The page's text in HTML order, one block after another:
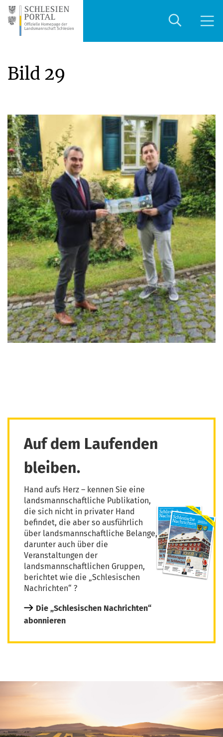
Bild 29
Auf dem Laufenden
bleiben.
Hand aufs Herz – kennen Sie eine
landsmannschaftliche Publikation,
die sich nicht in privater Hand
befindet, die aber so ausführlich
über landsmannschaftliche Belange,
darunter auch über die
Veranstaltungen der
landsmannschaftlichen Gruppen,
berichtet wie die „Schlesischen
Nachrichten“ ?
Die „Schlesischen Nachrichten“
abonnieren